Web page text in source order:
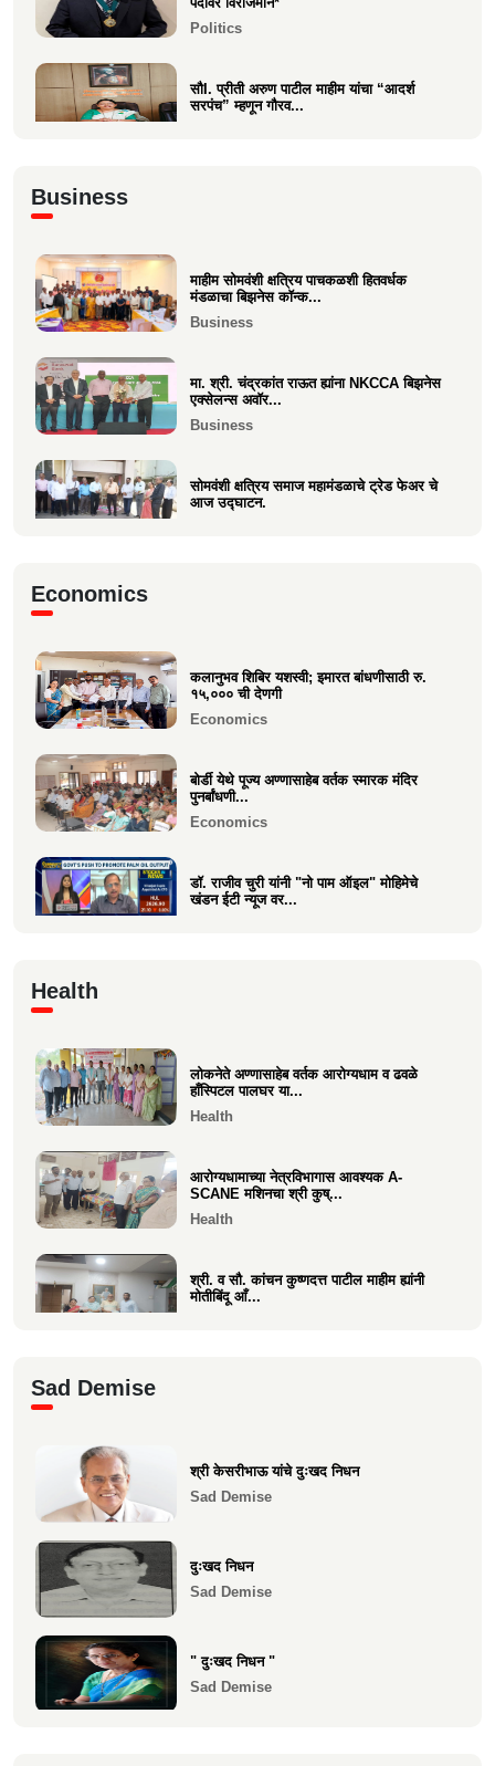
Politics
सौI. प्रीती अरुण पाटील माहीम यांचा “आदर्श
सरपंच” म्हणून गौरव...
श्री. अजूभाई यशवंत ठाकूर ह्यांची मा.श्री.उद्धव
बाळासाहेब ठा...
Politics
Business
माहीम सोमवंशी क्षत्रिय पाचकळशी हितवर्धक
मंडळाचा बिझनेस कॉन्क...
Business
मा. श्री. चंद्रकांत राऊत ह्यांना NKCCA बिझनेस
एक्सेलन्स अवॉर...
Business
सोमवंशी क्षत्रिय समाज महामंडळाचे ट्रेड फेअर चे
आज उद्घाटन.
वक्रतुंड ऍग्रो याचे उद्घाटन, माहीम
Business
Economics
कलानुभव शिबिर यशस्वी; इमारत बांधणीसाठी रु.
१५,००० ची देणगी
Economics
बोर्डी येथे पूज्य अण्णासाहेब वर्तक स्मारक मंदिर
पुनर्बांधणी...
Economics
डॉ. राजीव चुरी यांनी "नो पाम ऑइल" मोहिमेचे
खंडन ईटी न्यूज वर...
वसई विकास सहकारी बँकेचे अध्यक्ष आशय राऊत
Health
लोकनेते अण्णासाहेब वर्तक आरोग्यधाम व ढवळे
हाँस्पिटल पालघर या...
Health
आरोग्यधामाच्या नेत्रविभागास आवश्यक A-
SCANE मशिनचा श्री कुष्...
Health
श्री. व सौ. कांचन कुष्णदत्त पाटील माहीम ह्यांनी
मोतीबिंदू आँ...
माकुणसारच्या एस के पाटील विद्यामंदिरच्या सन
1983 च्या 10 वी...
Sad Demise
श्री केसरीभाऊ यांचे दुःखद निधन
Sad Demise
दुःखद निधन
Sad Demise
" दुःखद निधन "
Sad Demise